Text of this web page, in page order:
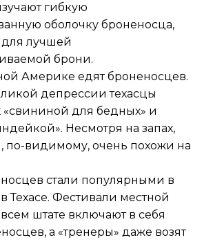
гибкую
оболочку броненосца,
для лучшей
брони.
Америке едят броненосцев.
депрессии техасцы
«свининой для бедных» и
Несмотря на запах,
по-видимому, очень похожи на
стали популярными в
в Техасе. Фестивали местной
штате включают в себя
а «тренеры» даже возят